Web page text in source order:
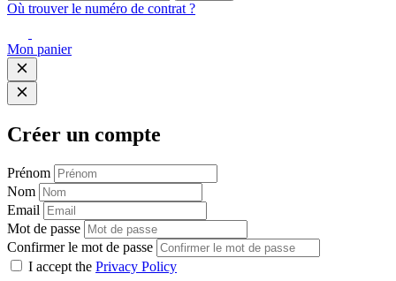
Où trouver le numéro de contrat ?
Mon panier
Créer un compte
Prénom
Nom
Email
Mot de passe
Confirmer le mot de passe
I accept the Privacy Policy